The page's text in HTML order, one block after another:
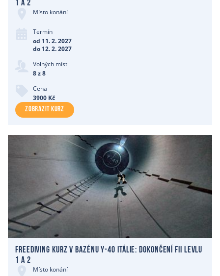
1 a 2
Místo konání
Termín
od 11. 2. 2027
do 12. 2. 2027
Volných míst
8 z 8
Cena
3900 Kč
ZOBRAZIT KURZ
Freediving kurz v bazénu Y-40 Itálie: dokončení FII levlu
1 a 2
Místo konání